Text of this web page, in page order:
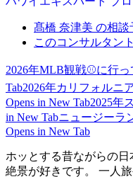
髙橋 奈津美 の相談
このコンサルタン
2026年MLB観戦⚾に行
Tab2026年カリフォルニ
Opens in New Tab2025年
in New Tabニュージーラ
Opens in New Tab
ホッとする昔ながらの
絶景が好きです。 一人